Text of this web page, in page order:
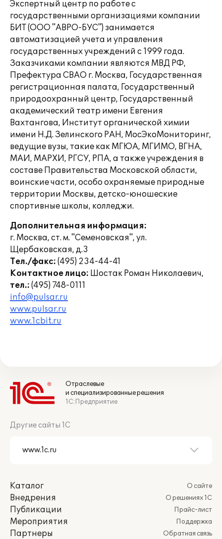
Экспертный центр по работе с
государственными организациями компании
БИТ (ООО "АВРО-БУС") занимается
автоматизацией учета и управления
государственных учреждений с 1999 года.
Заказчиками компании являются МВД РФ,
Префектура СВАО г. Москва, Государственная
регистрационная палата, Государственный
природоохранный центр, Государственный
академический театр имени Евгения
Вахтангова, Институт органической химии
имени Н.Д. Зелинского РАН, МосЭкоМониторинг,
ведущие вузы, такие как МГЮА, МГИМО, ВГНА,
МАИ, МАРХИ, РГСУ, РПА, а также учреждения в
составе Правительства Московской области,
воинские части, особо охраняемые природные
территории Москвы, детско-юношеские
спортивные школы, колледжи.
Дополнительная информация:
г. Москва, ст. м. "Семеновская", ул.
Щербаковская, д.3
Тел./факс: (495) 234-44-41
Контактное лицо: Шостак Роман Николаевич,
тел.: (495) 748-0111
info@pulsar.ru
www.pulsar.ru
www.1cbit.ru
Отраслевые
и специализированные решения
1С:Предприятие
Другие сайты 1С
Каталог
Внедрения
Публикации
Мероприятия
Партнеры
О сайте
О решениях 1С
Прайс-лист
Поддержка
Обратная связь